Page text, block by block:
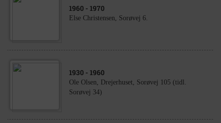
1960 - 1970
Else Christensen, Sorøvej 6.
1930 - 1960
Ole Olsen, Drejerhuset, Sorøvej 105 (tidl.
Sorøvej 34)